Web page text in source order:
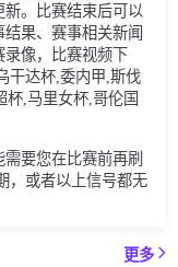
新。比赛结束后可以
果、赛事相关新闻
像，比赛视频下
干达杯,委内甲,斯伐
杯,马里女杯,哥伦国
需要您在比赛前再刷
，或者以上信号都无
更多